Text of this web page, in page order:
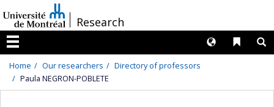
au
contenu
/Research
Menu
Liens
Langues
Home Our researchers
Directory of professors
Paula NEGRON-POBLETE